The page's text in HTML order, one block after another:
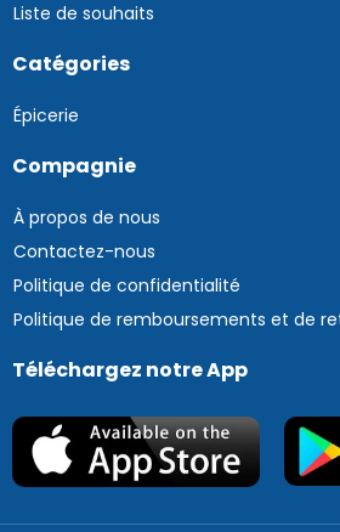
Liste de souhaits
Catégories
Épicerie
Compagnie
À propos de nous
Contactez-nous
Politique de confidentialité
Politique de remboursements et de
Téléchargez notre App